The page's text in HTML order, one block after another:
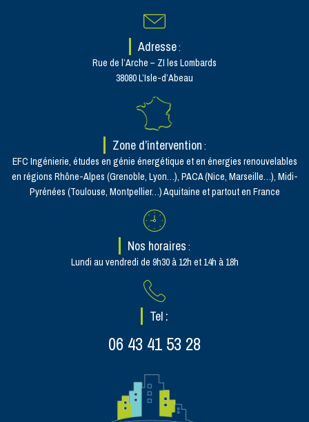
Adresse:
Rue de l’Arche – ZI les Lombards
38080 L’Isle-d’Abeau
Zone d’intervention :
EFC Ingénierie, études en génie énergétique et en énergies renouvelables
en régions Rhône-Alpes (Grenoble, Lyon…), PACA (Nice, Marseille…), Midi-
Pyrénées (Toulouse, Montpellier…) Aquitaine et partout en France
Nos horaires :
Lundi au vendredi de 9h30 à 12h et 14h à 18h
Tel :
06 43 41 53 28